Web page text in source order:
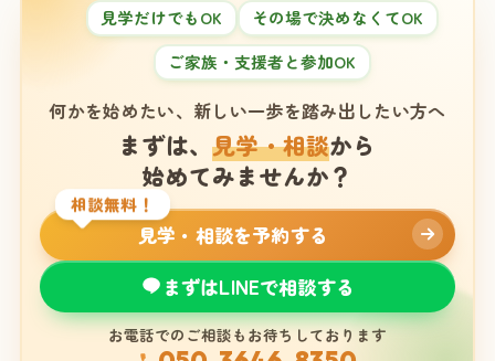
見学だけでもOK
その場で決めなくてOK
ご家族・支援者と参加OK
何かを始めたい、新しい一歩を踏み出したい方へ
まずは、見学・相談から
始めてみませんか？
相談無料！
見学・相談を予約する
まずはLINEで相談する
お電話でのご相談もお待ちしております